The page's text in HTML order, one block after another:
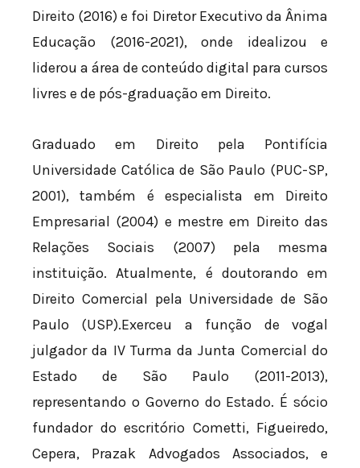
Direito (2016) e foi Diretor Executivo da Ânima
Educação (2016-2021), onde idealizou e
liderou a área de conteúdo digital para cursos
livres e de pós-graduação em Direito.
Graduado em Direito pela Pontifícia
Universidade Católica de São Paulo (PUC-SP,
2001), também é especialista em Direito
Empresarial (2004) e mestre em Direito das
Relações Sociais (2007) pela mesma
instituição. Atualmente, é doutorando em
Direito Comercial pela Universidade de São
Paulo (USP).Exerceu a função de vogal
julgador da IV Turma da Junta Comercial do
Estado de São Paulo (2011-2013),
representando o Governo do Estado. É sócio
fundador do escritório Cometti, Figueiredo,
Cepera, Prazak Advogados Associados, e